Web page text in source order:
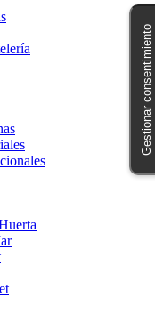
Gestionar consentimiento